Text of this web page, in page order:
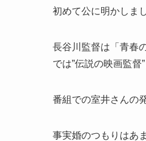
初めて公に明かしま
長谷川監督は「青春
では”伝説の映画監督
番組での室井さんの
事実婚のつもりはあ